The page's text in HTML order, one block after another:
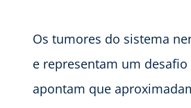
Os tumores do sistema
e representam um
apontam que